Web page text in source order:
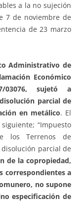
a la no sujeción
7 de noviembre de
de 23 marzo
Administrativo de
Económico
03076, sujetó a
parcial de
en metálico. El
“Impuesto
los Terrenos de
parcial de
de la copropiedad,
correspondientes a
no supone
especificación de